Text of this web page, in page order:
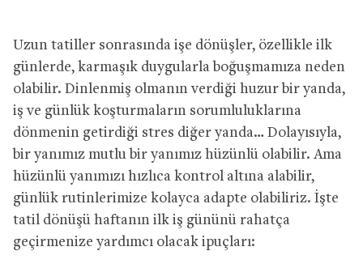
Uzun tatiller sonrasında işe dönüşler, özellikle ilk
günlerde, karmaşık duygularla boğuşmamıza neden
olabilir. Dinlenmiş olmanın verdiği huzur bir yanda,
iş ve günlük koşturmaların sorumluluklarına
dönmenin getirdiği stres diğer yanda… Dolayısıyla,
bir yanımız mutlu bir yanımız hüzünlü olabilir. Ama
hüzünlü yanımızı hızlıca kontrol altına alabilir,
günlük rutinlerimize kolayca adapte olabiliriz. İşte
tatil dönüşü haftanın ilk iş gününü rahatça
geçirmenize yardımcı olacak ipuçları: